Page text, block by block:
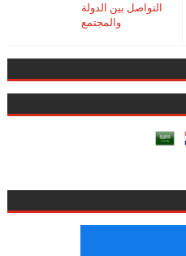
التواصل بين الدولة
والمجتمع